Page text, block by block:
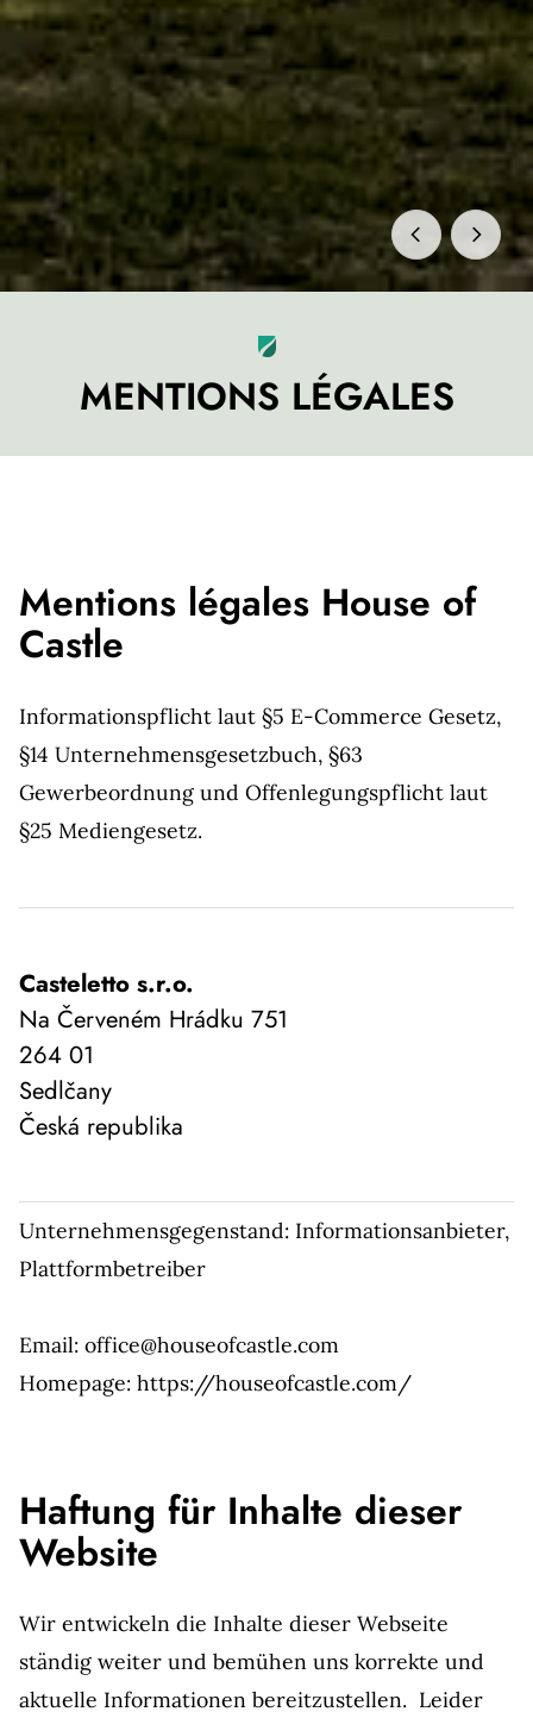
MENTIONS LÉGALES
Mentions légales House of
Castle
Informationspflicht laut §5 E-Commerce Gesetz,
§14 Unternehmensgesetzbuch, §63
Gewerbeordnung und Offenlegungspflicht laut
§25 Mediengesetz.
Casteletto s.r.o.
Na Červeném Hrádku 751
264 01
Sedlčany
Česká republika
Unternehmensgegenstand: Informationsanbieter,
Plattformbetreiber
Email: office@houseofcastle.com
Homepage: https://houseofcastle.com/
Haftung für Inhalte dieser
Website
Wir entwickeln die Inhalte dieser Webseite
ständig weiter und bemühen uns korrekte und
aktuelle Informationen bereitzustellen. Leider